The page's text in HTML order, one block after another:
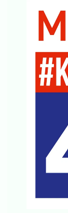
01 августа 2026
В музей
01 августа 2026
Без
01 августа 2026
Не женское
01 августа 2026
Все силы в
Один в
01 августа 2026
Пик
31 июля 2026
О мужестве,